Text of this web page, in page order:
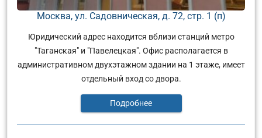
Москва, ул. Садовническая, д. 72, стр. 1 (п)
Юридический адрес находится вблизи станций метро
"Таганская" и "Павелецкая". Офис располагается в
административном двухэтажном здании на 1 этаже, имеет
отдельный вход со двора.
Подробнее